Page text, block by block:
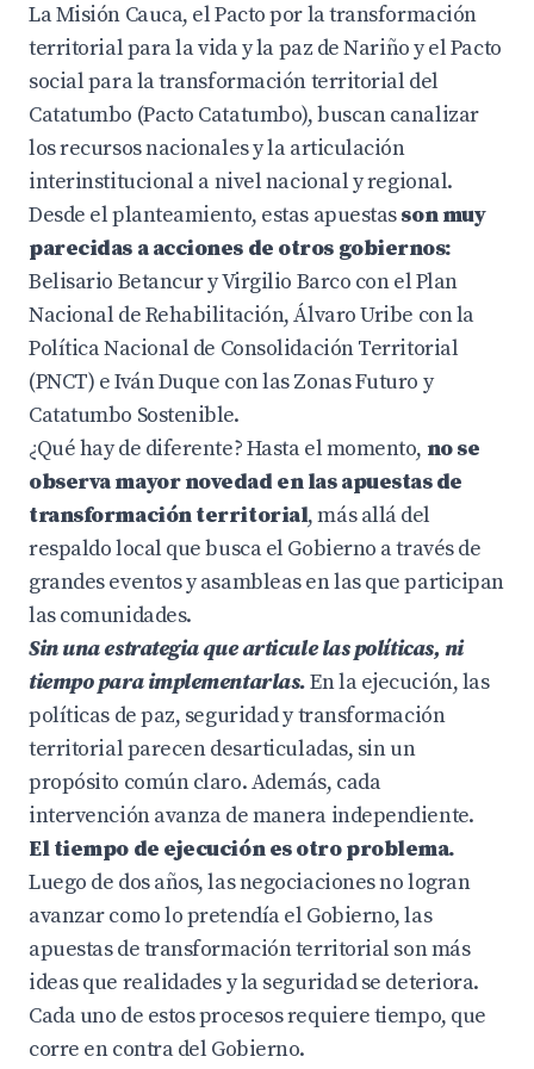
La Misión Cauca, el Pacto por la transformación
territorial para la vida y la paz de Nariño y el Pacto
social para la transformación territorial del
Catatumbo (Pacto Catatumbo), buscan canalizar
los recursos nacionales y la articulación
interinstitucional a nivel nacional y regional.
Desde el planteamiento, estas apuestasson muy
parecidas a acciones de otros gobiernos:
Belisario Betancur y Virgilio Barco con el Plan
Nacional de Rehabilitación,Álvaro Uribe con la
Política Nacional de Consolidación Territorial
(PNCT) e Iván Duque con las Zonas Futuro y
Catatumbo Sostenible.
¿Qué hay de diferente? Hasta el momento, no se
observa mayor novedad en las apuestas de
transformación territorial, más allá del
respaldo local que busca el Gobierno a través de
grandes eventos y asambleas en las que participan
las comunidades.
Sin una estrategia que articule las políticas, ni
tiempo para implementarlas.En la ejecución, las
políticas de paz, seguridad y transformación
territorial parecen desarticuladas, sin un
propósito común claro. Además, cada
intervención avanza de manera independiente.
El tiempo de ejecución es otro problema.
Luego de dos años, las negociaciones no logran
avanzar como lo pretendía el Gobierno, las
apuestas de transformación territorial son más
ideas que realidades y la seguridad se deteriora.
Cada uno de estos procesos requiere tiempo, que
corre en contra del Gobierno.